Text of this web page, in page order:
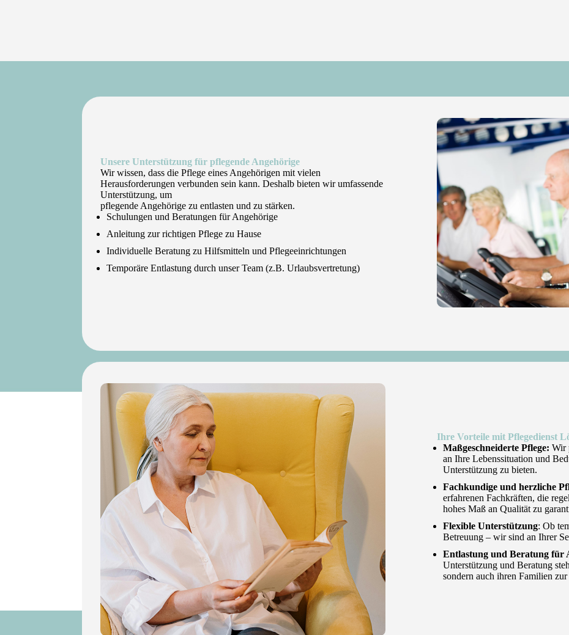
Unsere Unterstützung für pflegende Angehörige
Wir wissen, dass die Pflege eines Angehörigen mit vielen
Herausforderungen verbunden sein kann. Deshalb bieten wir umfassende
Unterstützung, um
pflegende Angehörige zu entlasten und zu stärken.
Schulungen und Beratungen für Angehörige
Anleitung zur richtigen Pflege zu Hause
Individuelle Beratung zu Hilfsmitteln und Pflegeeinrichtungen
Temporäre Entlastung durch unser Team (z.B. Urlaubsvertretung)
Ihre Vorteile mit Pflegedienst
Maßgeschneiderte Pflege: Wir
an Ihre Lebenssituation und
Unterstützung zu bieten.
Fachkundige und herzliche
erfahrenen Fachkräften, die
hohes Maß an Qualität zu
Flexible Unterstützung: Ob
Betreuung – wir sind an Ihrer
Entlastung und Beratung für
Unterstützung und Beratung
sondern auch ihren Familien zur